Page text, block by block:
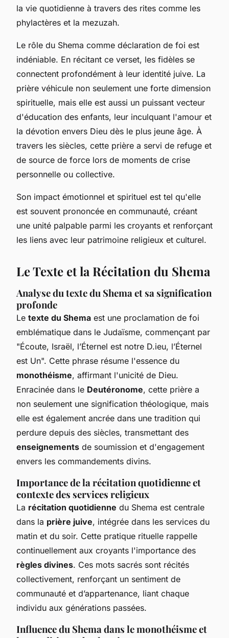
la vie quotidienne à travers des rites comme les
phylactères et la mezuzah.
Le rôle du Shema comme déclaration de foi est
indéniable. En récitant ce verset, les fidèles se
connectent profondément à leur identité juive. La
prière véhicule non seulement une forte dimension
spirituelle, mais elle est aussi un puissant vecteur
d'éducation des enfants, leur inculquant l'amour et
la dévotion envers Dieu dès le plus jeune âge. À
travers les siècles, cette prière a servi de refuge et
de source de force lors de moments de crise
personnelle ou collective.
Son impact émotionnel et spirituel est tel qu'elle
est souvent prononcée en communauté, créant
une unité palpable parmi les croyants et renforçant
les liens avec leur patrimoine religieux et culturel.
Le Texte et la Récitation du Shema
Analyse du texte du Shema et sa signification
profonde
Le texte du Shema est une proclamation de foi
emblématique dans le Judaïsme, commençant par
"Écoute, Israël, l’Éternel est notre D.ieu, l’Éternel
est Un". Cette phrase résume l'essence du
monothéisme, affirmant l'unicité de Dieu.
Enracinée dans le Deutéronome, cette prière a
non seulement une signification théologique, mais
elle est également ancrée dans une tradition qui
perdure depuis des siècles, transmettant des
enseignements de soumission et d'engagement
envers les commandements divins.
Importance de la récitation quotidienne et
contexte des services religieux
La récitation quotidienne du Shema est centrale
dans la prière juive, intégrée dans les services du
matin et du soir. Cette pratique rituelle rappelle
continuellement aux croyants l'importance des
règles divines. Ces mots sacrés sont récités
collectivement, renforçant un sentiment de
communauté et d’appartenance, liant chaque
individu aux générations passées.
Influence du Shema dans le monothéisme et